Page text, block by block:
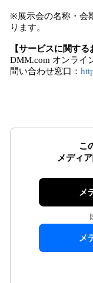
※展示会の名称・会
ります。
【サービスに関する
DMM.com オンライ
問い合わせ窓口：
こ
メディ
メ
メ